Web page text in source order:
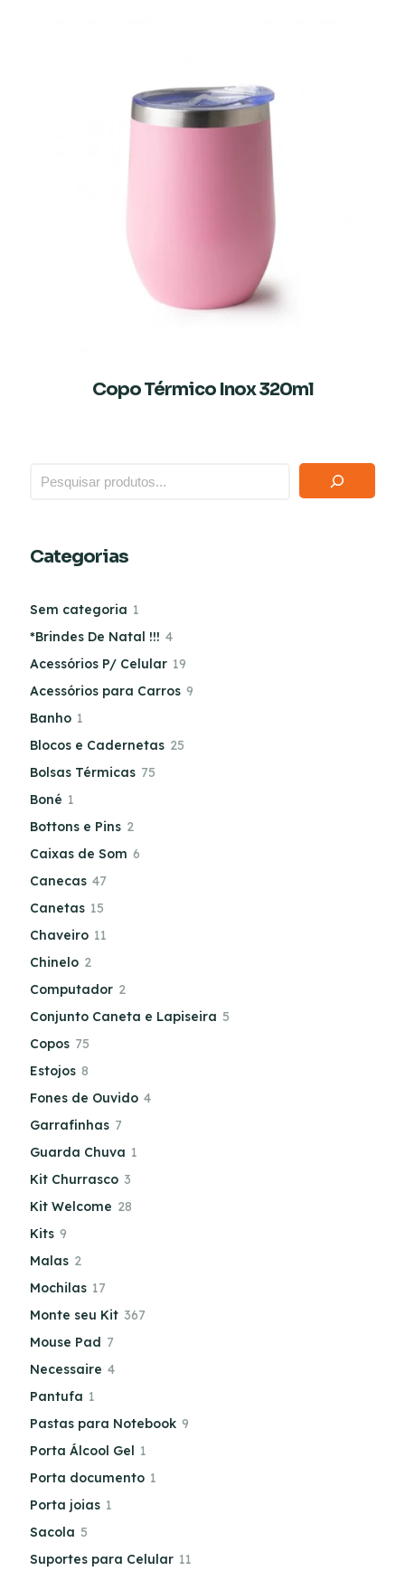
Copo Térmico Inox 320ml
Categorias
Sem categoria 1
*Brindes De Natal !!! 4
Acessórios P/ Celular 19
Acessórios para Carros 9
Banho 1
Blocos e Cadernetas 25
Bolsas Térmicas 75
Boné 1
Bottons e Pins 2
Caixas de Som 6
Canecas 47
Canetas 15
Chaveiro 11
Chinelo 2
Computador 2
Conjunto Caneta e Lapiseira 5
Copos 75
Estojos 8
Fones de Ouvido 4
Garrafinhas 7
Guarda Chuva 1
Kit Churrasco 3
Kit Welcome 28
Kits 9
Malas 2
Mochilas 17
Monte seu Kit 367
Mouse Pad 7
Necessaire 4
Pantufa 1
Pastas para Notebook 9
Porta Álcool Gel 1
Porta documento 1
Porta joias 1
Sacola 5
Suportes para Celular 11